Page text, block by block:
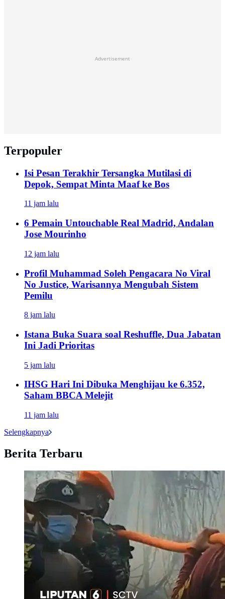
Advertisement
Terpopuler
Isi Pesan Terakhir Tersangka Mutilasi di
Depok, Sempat Minta Maaf ke Bos
11 jam lalu
6 Pemain Untouchable Real Madrid, Andalan
Jose Mourinho
12 jam lalu
Profil Muhammad Soleh Pengacara No Viral
No Justice, Warisannya Mengubah Sistem
Pemilu
8 jam lalu
Istana Buka Suara soal Reshuffle, Dua Jabatan
Ini Jadi Prioritas
5 jam lalu
IHSG Hari Ini Dibuka Menghijau ke 6.352,
Saham BBCA Melejit
11 jam lalu
Selengkapnya
Berita Terbaru